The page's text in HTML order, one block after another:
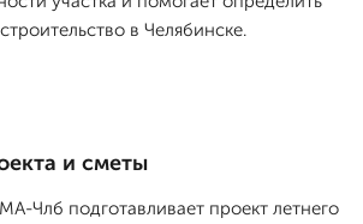
в Челябинске.
и сметы
Члб подготавливает проект летнего